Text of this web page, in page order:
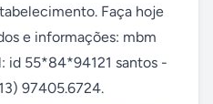
Faça hoje
e informações: mbm
id 55*84*94121 santos -
97405.6724.